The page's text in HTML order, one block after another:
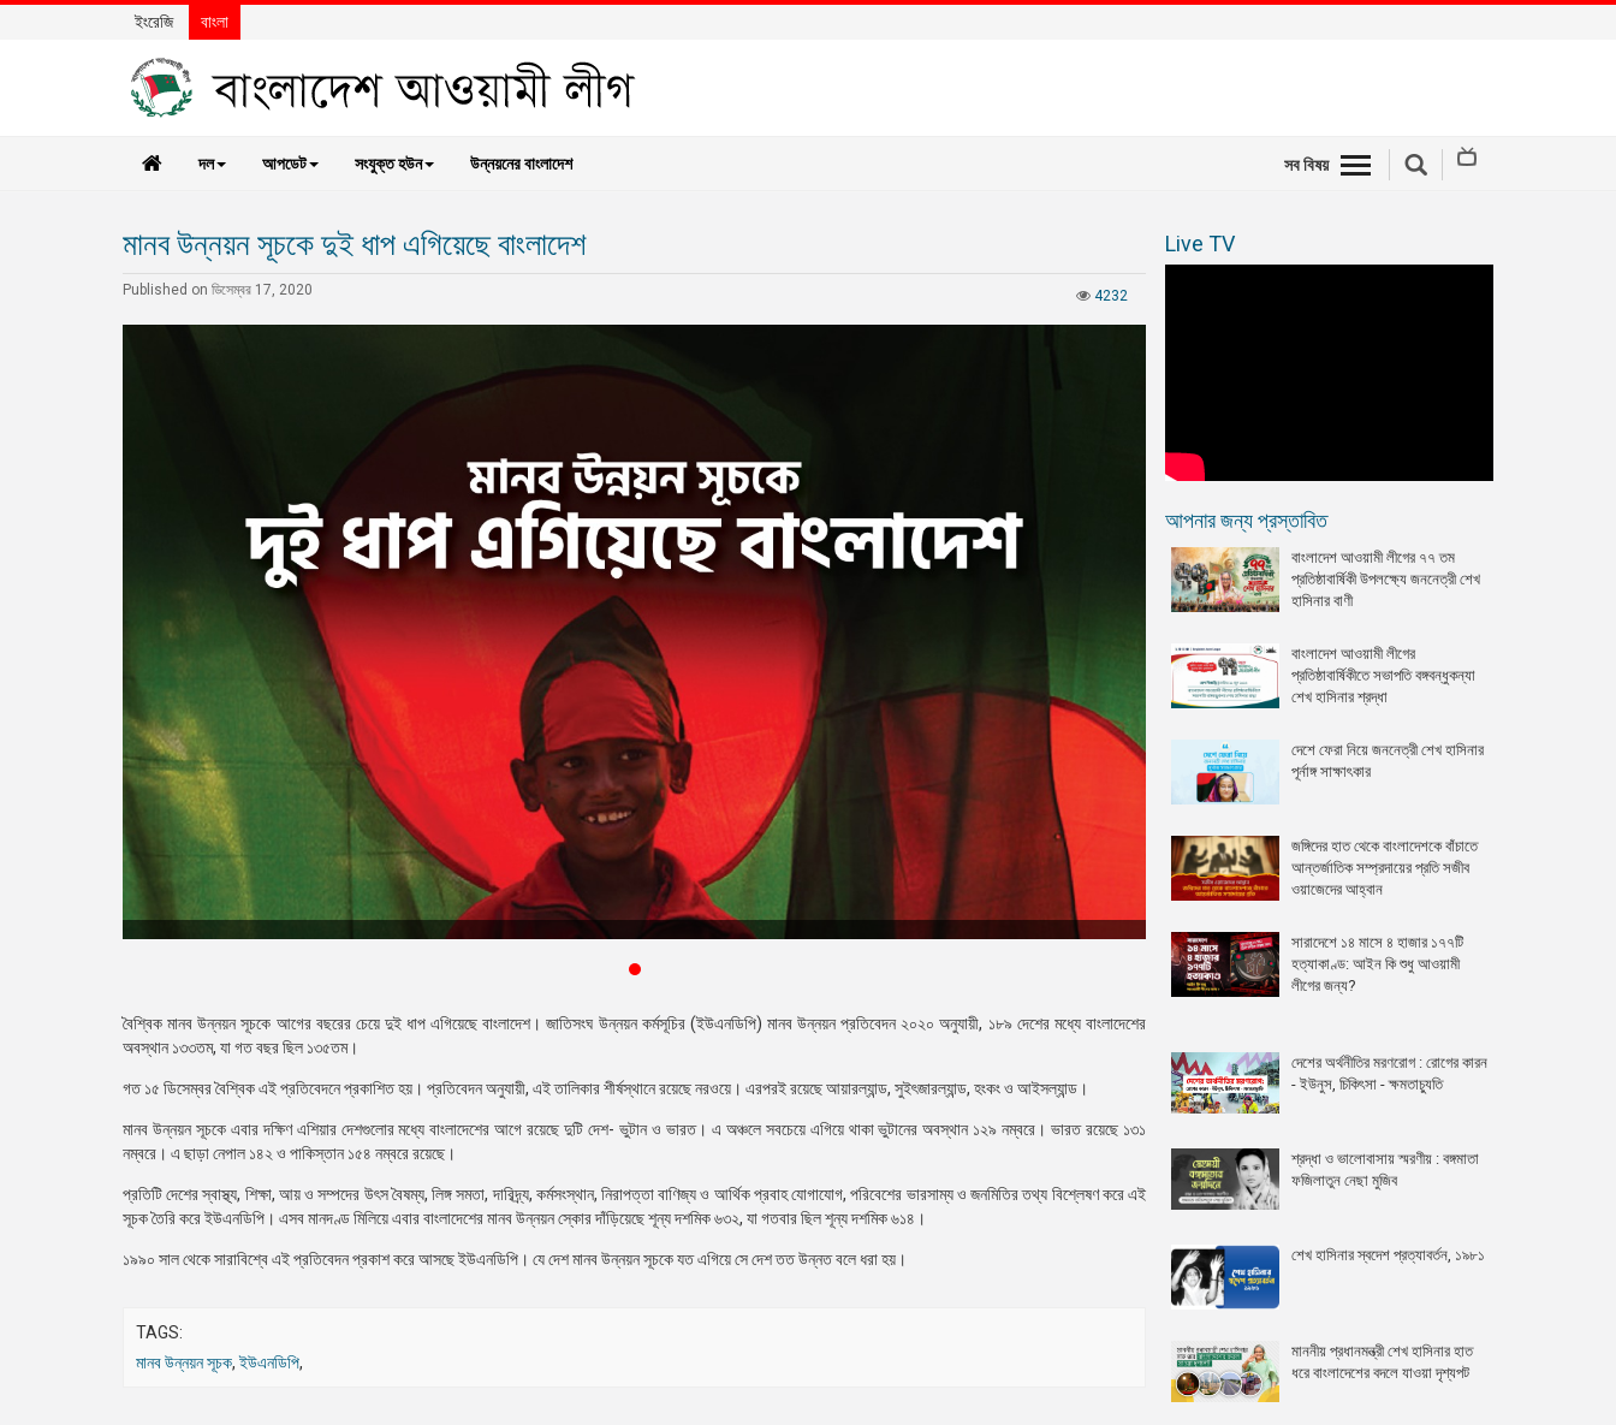
ইংরেজি বাংলা
দল আপডেট সংযুক্ত হউন উন্নয়নের বাংলাদেশ সব বিষয়
মানব উন্নয়ন সূচকে দুই ধাপ এগিয়েছে বাংলাদেশ
4232
Published on ডিসেম্বর 17, 2020
বৈশ্বিক মানব উন্নয়ন সূচকে আগের বছরের চেয়ে দুই ধাপ এগিয়েছে বাংলাদেশ। জাতিসংঘ উন্নয়ন কর্মসূচির (ইউএনডিপি) মানব উন্নয়ন প্রতিবেদন ২০২০ অনুযায়ী, ১৮৯ দেশের মধ্যে বাংলাদেশের
অবস্থান ১৩৩তম, যা গত বছর ছিল ১৩৫তম।
গত ১৫ ডিসেম্বর বৈশ্বিক এই প্রতিবেদনে প্রকাশিত হয়। প্রতিবেদন অনুযায়ী, এই তালিকার শীর্ষস্থানে রয়েছে নরওয়ে। এরপরই রয়েছে আয়ারল্যান্ড, সুইৎজারল্যান্ড, হংকং ও আইসল্যান্ড।
মানব উন্নয়ন সূচকে এবার দক্ষিণ এশিয়ার দেশগুলোর মধ্যে বাংলাদেশের আগে রয়েছে দুটি দেশ- ভুটান ও ভারত। এ অঞ্চলে সবচেয়ে এগিয়ে থাকা ভুটানের অবস্থান ১২৯ নম্বরে। ভারত রয়েছে ১৩১
নম্বরে। এ ছাড়া নেপাল ১৪২ ও পাকিস্তান ১৫৪ নম্বরে রয়েছে।
প্রতিটি দেশের স্বাস্থ্য, শিক্ষা, আয় ও সম্পদের উৎস বৈষম্য, লিঙ্গ সমতা, দারিদ্র্য, কর্মসংস্থান, নিরাপত্তা বাণিজ্য ও আর্থিক প্রবাহ যোগাযোগ, পরিবেশের ভারসাম্য ও জনমিতির তথ্য বিশ্লেষণ করে এই
সূচক তৈরি করে ইউএনডিপি। এসব মানদণ্ড মিলিয়ে এবার বাংলাদেশের মানব উন্নয়ন স্কোর দাঁড়িয়েছে শূন্য দশমিক ৬৩২, যা গতবার ছিল শূন্য দশমিক ৬১৪।
১৯৯০ সাল থেকে সারাবিশ্বে এই প্রতিবেদন প্রকাশ করে আসছে ইউএনডিপি। যে দেশ মানব উন্নয়ন সূচকে যত এগিয়ে সে দেশ তত উন্নত বলে ধরা হয়।
TAGS:
মানব উন্নয়ন সূচক,ইউএনডিপি,
Live TV
আপনার জন্য প্রস্তাবিত
বাংলাদেশ আওয়ামী লীগের ৭৭ তম
প্রতিষ্ঠাবার্ষিকী উপলক্ষ্যে জননেত্রী শেখ
হাসিনার বাণী
বাংলাদেশ আওয়ামী লীগের
প্রতিষ্ঠাবার্ষিকীতে সভাপতি বঙ্গবন্ধুকন্যা
শেখ হাসিনার শ্রদ্ধা
দেশে ফেরা নিয়ে জননেত্রী শেখ হাসিনার
পূর্নাঙ্গ সাক্ষাৎকার
জঙ্গিদের হাত থেকে বাংলাদেশকে বাঁচাতে
আন্তর্জাতিক সম্প্রদায়ের প্রতি সজীব
ওয়াজেদের আহ্বান
সারাদেশে ১৪ মাসে ৪ হাজার ১৭৭টি
হত্যাকাণ্ড: আইন কি শুধু আওয়ামী
লীগের জন্য?
দেশের অর্থনীতির মরণরোগ : রোগের কারন
- ইউনুস, চিকিৎসা - ক্ষমতাচ্যুতি
শ্রদ্ধা ও ভালোবাসায় স্মরণীয় : বঙ্গমাতা
ফজিলাতুন নেছা মুজিব
শেখ হাসিনার স্বদেশ প্রত্যাবর্তন, ১৯৮১
মাননীয় প্রধানমন্ত্রী শেখ হাসিনার হাত
ধরে বাংলাদেশের বদলে যাওয়া দৃশ্যপট